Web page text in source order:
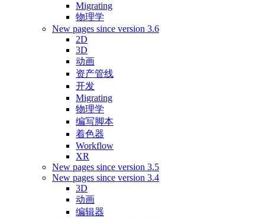
Migrating
物理学
New pages since version 3.6
2D
3D
动画
资产管线
开发
Migrating
物理学
编写脚本
着色器
Workflow
XR
New pages since version 3.5
New pages since version 3.4
3D
动画
编辑器